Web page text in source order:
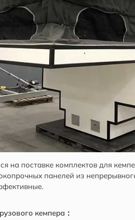
на поставке комплектов для
панелей из
кемпера：